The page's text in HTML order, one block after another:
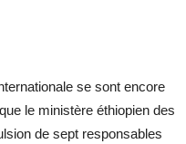
se sont encore
le ministère éthiopien des
de sept responsables